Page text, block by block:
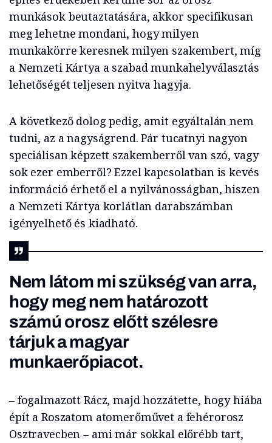
munkások beutaztatására, akkor specifikusan
meg lehetne mondani, hogy milyen
munkakörre keresnek milyen szakembert, míg
a Nemzeti Kártya a szabad munkahelyválasztás
lehetőségét teljesen nyitva hagyja.
A következő dolog pedig, amit egyáltalán nem
tudni, az a nagyságrend. Pár tucatnyi nagyon
speciálisan képzett szakemberről van szó, vagy
sok ezer emberről? Ezzel kapcsolatban is kevés
információ érhető el a nyilvánosságban, hiszen
a Nemzeti Kártya korlátlan darabszámban
igényelhető és kiadható.
Nem látom mi szükség van arra,
hogy meg nem határozott
számú orosz előtt szélesre
tárjuk a magyar
munkaerőpiacot.
– fogalmazott Rácz, majd hozzátette, hogy hiába
épít a Roszatom atomerőművet a fehérorosz
Osztravecben – ami már sokkal előrébb tart,